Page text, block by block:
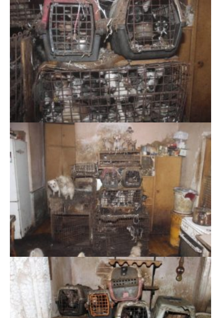
Místo chovu psů, archiv Policie ČR
Místo chovu psů, archiv Policie ČR
Místo chovu psů, archiv Policie ČR